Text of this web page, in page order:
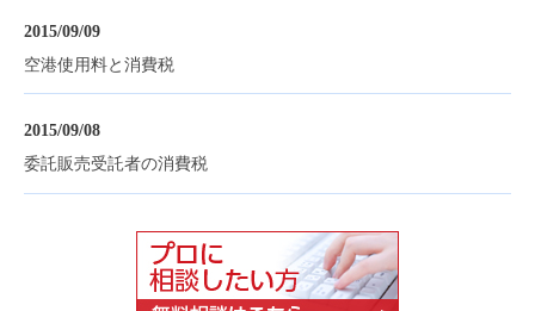
2015/09/09
空港使用料と消費税
2015/09/08
委託販売受託者の消費税